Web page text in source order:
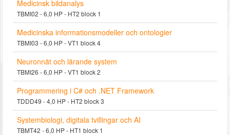
Medicinsk bildanalys
TBMI02 - 6,0 HP - HT2 block 1
Medicinska informationsmodeller och ontologier
TBMI03 - 6,0 HP - VT1 block 4
Neuronnät och lärande system
TBMI26 - 6,0 HP - VT1 block 2
Programmering i C# och .NET Framework
TDDD49 - 4,0 HP - HT2 block 3
Systembiologi, digitala tvillingar och AI
TBMT42 - 6,0 HP - HT1 block 1